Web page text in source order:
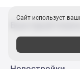
Сайт использует